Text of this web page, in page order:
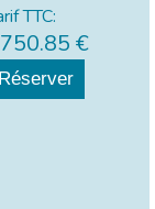
TTC:
€
Réserver